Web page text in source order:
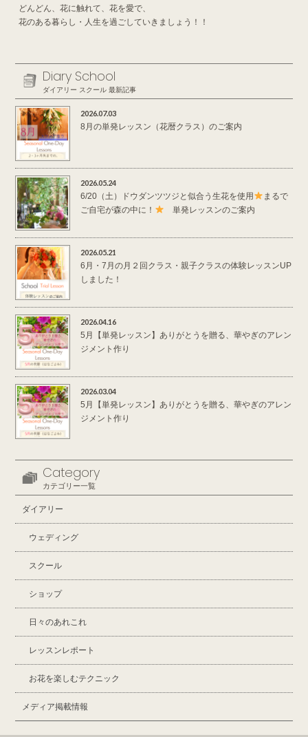
どんどん、花に触れて、花を愛で、
花のある暮らし・人生を過ごしていきましょう！！
Diary School
ダイアリー スクール 最新記事
2026.07.03
8月の単発レッスン（花暦クラス）のご案内
2026.05.24
6/20（土）ドウダンツツジと似合う生花を使用
まるで
ご自宅が森の中に！
単発レッスンのご案内
2026.05.21
6月・7月の月２回クラス・親子クラスの体験レッスンUP
しました！
2026.04.16
5月【単発レッスン】ありがとうを贈る、華やぎのアレン
ジメント作り
2026.03.04
5月【単発レッスン】ありがとうを贈る、華やぎのアレン
ジメント作り
Category
カテゴリー一覧
ダイアリー
ウェディング
スクール
ショップ
日々のあれこれ
レッスンレポート
お花を楽しむテクニック
メディア掲載情報